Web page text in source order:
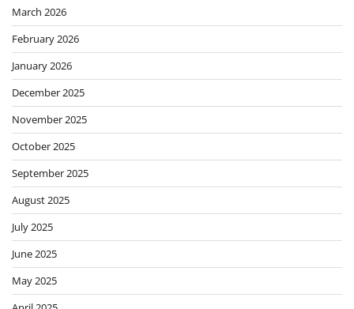
March 2026
February 2026
January 2026
December 2025
November 2025
October 2025
September 2025
August 2025
July 2025
June 2025
May 2025